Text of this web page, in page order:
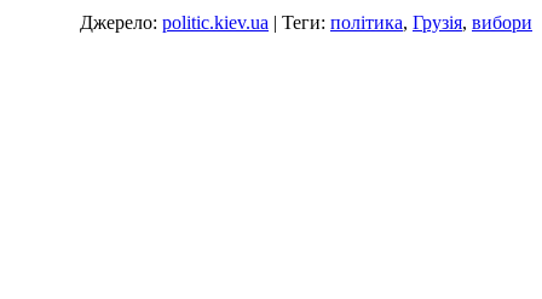
Джерело: politic.kiev.ua | Теги: політика, Грузія, вибори